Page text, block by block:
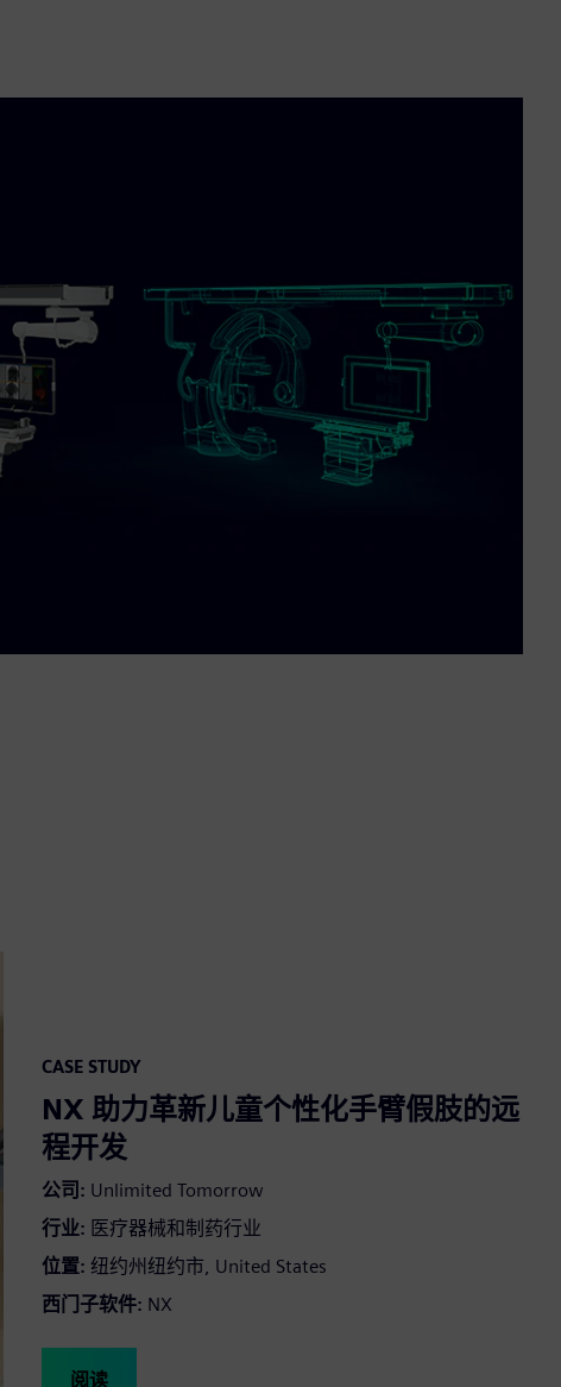
CASE STUDY
NX 助力革新儿童个性化手臂假肢的远
程开发
公司 : Unlimited Tomorrow
行业: 医疗器械和制药行业
位置: 纽约州纽约市, United States
西门子软件: NX
阅读